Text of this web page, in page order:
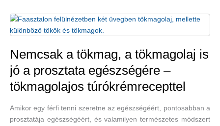
spárga?
Nemcsak a tökmag, a tökmagolaj is
jó a prosztata egészségére –
tökmagolajos túrókrémrecepttel
Amikor egy férfi tenni szeretne az egészségéért, pontosabban a
prosztatája egészségéért, és valamilyen természetes módszert